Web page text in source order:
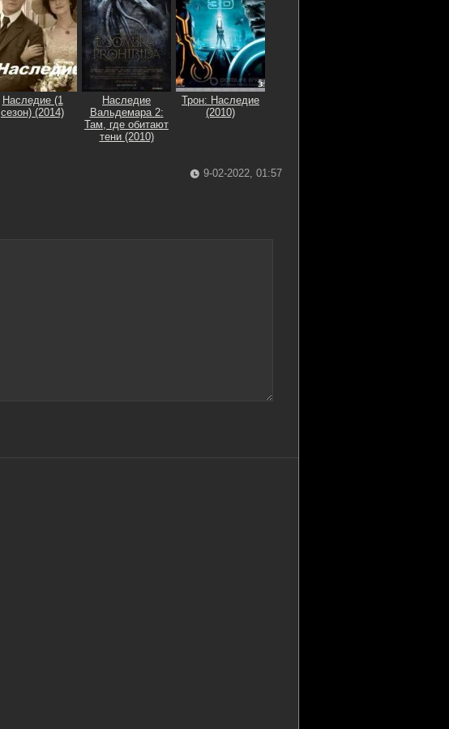
Наследие (1
сезон) (2014)
Наследие
Вальдемара 2:
Там, где обитают
тени (2010)
Трон: Наследие
(2010)
9-02-2022, 01:57